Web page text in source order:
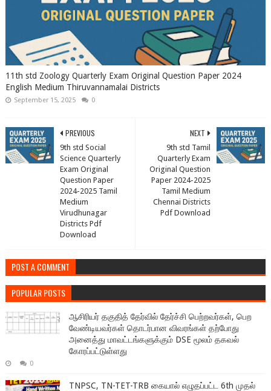
11th std Zoology Quarterly Exam Original Question Paper 2024
English Medium Thiruvannamalai Districts
September 15, 2025 0
NEXT
9th std Tamil
Quarterly Exam
Original Question
Paper 2024-2025
Tamil Medium
Chennai Districts
Pdf Download
PREVIOUS
9th std Social
Science Quarterly
Exam Original
Question Paper
2024-2025 Tamil
Medium
Virudhunagar
Districts Pdf
Download
POST A COMMENT
POPULAR POSTS
ஆசிரியர் தகுதித் தேர்வில் தேர்ச்சி பெற்றவர்கள், பெற
வேண்டியவர்கள் தொடர்பான விவரங்கள் தற்போது
அனைத்து மாவட்டங்களுக்கும் DSE மூலம் தகவல்
கோரப்பட்டுள்ளது
0
TNPSC, TN-TET-TRB கையால் எழுதப்பட்ட 6th முதல்